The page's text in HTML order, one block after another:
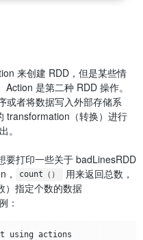
来创建 RDD，但是某些情
是第二种 RDD 操作。
或者将数据写入外部存储系
transformation（转换）进行
。
打印一些关于 badLinesRDD
，
count（） 用来返回总数，
）指定个数的数据
：
using actions